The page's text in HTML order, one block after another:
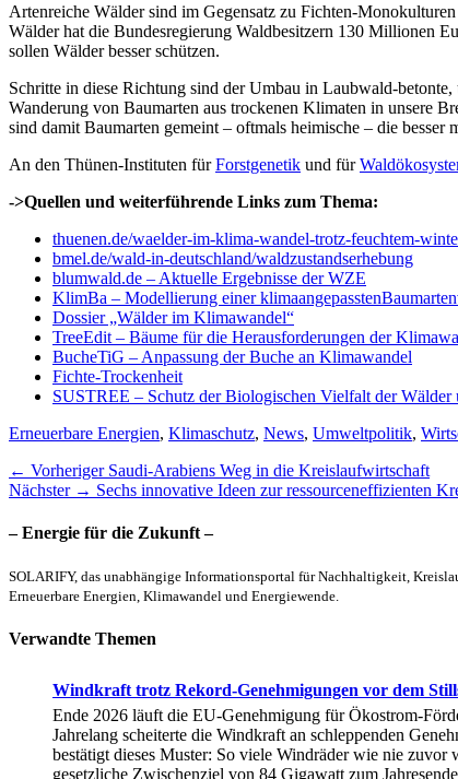
Artenreiche Wälder sind im Gegensatz zu Fichten-
Wälder hat die Bundesregierung Waldbesitzern 130 Millionen
sollen Wälder besser schützen.
Schritte in diese Richtung sind der Umbau in Laubwald-
Wanderung von Baumarten aus trockenen Klimaten in unsere
sind damit Baumarten gemeint – oftmals heimische – die
An den Thünen-Instituten fürForstgenetik und für
->Quellen und weiterführende Links zum Thema:
thuenen.de/waelder-im-klima-wandel-trotz-feuchtem-
bmel.de/wald-in-deutschland/waldzustandserhebung
blumwald.de – Aktuelle Ergebnisse der WZE
KlimBa – Modellierung einer
Dossier „Wälder im Klimawandel“
TreeEdit – Bäume für die Herausforderungen der
BucheTiG – Anpassung der Buche an Klimawandel
Fichte-Trockenheit
SUSTREE – Schutz der Biologischen Vielfalt der
Kategorien
Erneuerbare Energien, Klimaschutz, News, Umweltpolitik,
Beitragsnavigation
← Vorheriger Vorheriger
Beitrag:
Saudi-Arabiens Weg in die Kreislaufwirtschaft
Nächster → Nächster
Sechs innovative Ideen zur ressourceneffizienten
– Energie für die Zukunft –
SOLARIFY, das unabhängige Informationsportal für Nachhaltigkeit,
Erneuerbare Energien, Klimawandel und Energiewende.
Verwandte Themen
Windkraft trotz Rekord-Genehmigungen vor dem
Ende 2026 läuft die EU-Genehmigung für Ökostrom-
Jahrelang scheiterte die Windkraft an schleppenden
bestätigt dieses Muster: So viele Windräder wie nie
gesetzliche Zwischenziel von 84 Gigawatt zum